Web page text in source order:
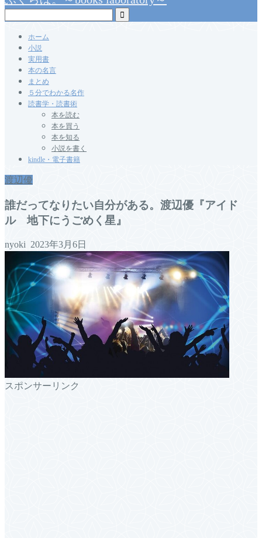
ホーム
小説
実用書
本の名言
まとめ
５分でわかる名作
読書学・読書術
本を読む
本を買う
本を知る
小説を書く
kindle・電子書籍
渡辺優
誰だってなりたい自分がある。渡辺優『アイド
ル 地下にうごめく星』
nyoki 2023年3月6日
スポンサーリンク